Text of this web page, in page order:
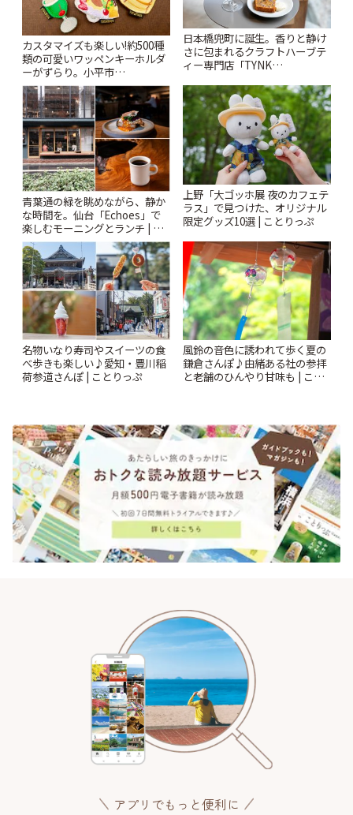
カスタマイズも楽しい!約500種
類の可愛いワッペンキーホルダ
ーがずらり。小平市
「Kimamaya T&K」 | ことりっ
ぷ
日本橋兜町に誕生。香りと静け
さに包まれるクラフトハーブテ
ィー専門店「TYNK
青葉通の緑を眺めながら、静か
な時間を。仙台「Echoes」で
楽しむモーニングとランチ | こ
とりっぷ
上野「大ゴッホ展 夜のカフェテ
ラス」で見つけた、オリジナル
限定グッズ10選 | ことりっぷ
名物いなり寿司やスイーツの食
べ歩きも楽しい♪愛知・豊川稲
荷参道さんぽ | ことりっぷ
風鈴の音色に誘われて歩く夏の
鎌倉さんぽ♪由緒ある社の参拝
と老舗のひんやり甘味も | こと
アプリでもっと便利に